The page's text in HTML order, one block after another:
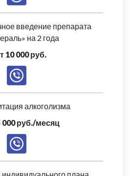
введение препарата
на 2 года
10 000 руб.
алкоголизма
000 руб./месяц